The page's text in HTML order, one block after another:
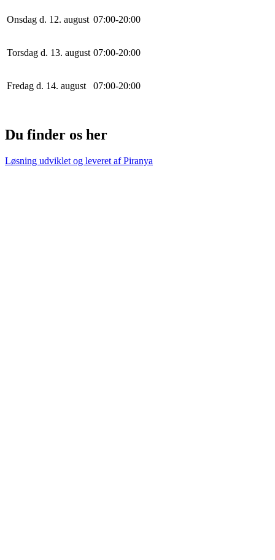
Onsdag d. 12. august 07:00-20:00
Torsdag d. 13. august 07:00-20:00
Fredag d. 14. august 07:00-20:00
Du finder os her
Løsning udviklet og leveret afPiranya